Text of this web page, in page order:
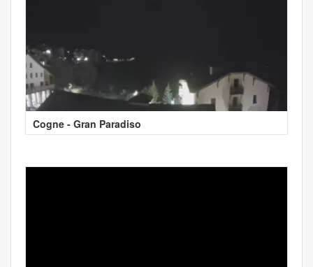
Cogne - Gran Paradiso